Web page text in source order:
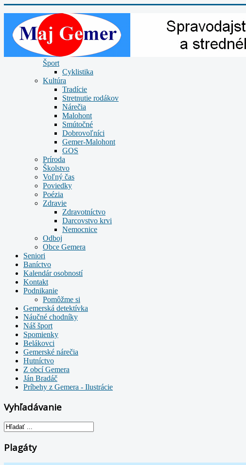
Šport
Cyklistika
Kultúra
Tradície
Stretnutie rodákov
Nárečia
Malohont
Smútočné
Dobrovoľníci
Gemer-Malohont
GOS
Príroda
Školstvo
Voľný čas
Poviedky
Poézia
Zdravie
Zdravotníctvo
Darcovstvo krvi
Nemocnice
Odboj
Obce Gemera
Seniori
Baníctvo
Kalendár osobností
Kontakt
Podnikanie
Pomôžme si
Gemerská detektívka
Náučné chodníky
Náš šport
Spomienky
Belákovci
Gemerské nárečia
Hutníctvo
Z obcí Gemera
Ján Bradáč
Príbehy z Gemera - Ilustrácie
Vyhľadávanie
Plagáty